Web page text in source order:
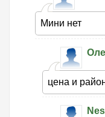
Мини нет
цена и